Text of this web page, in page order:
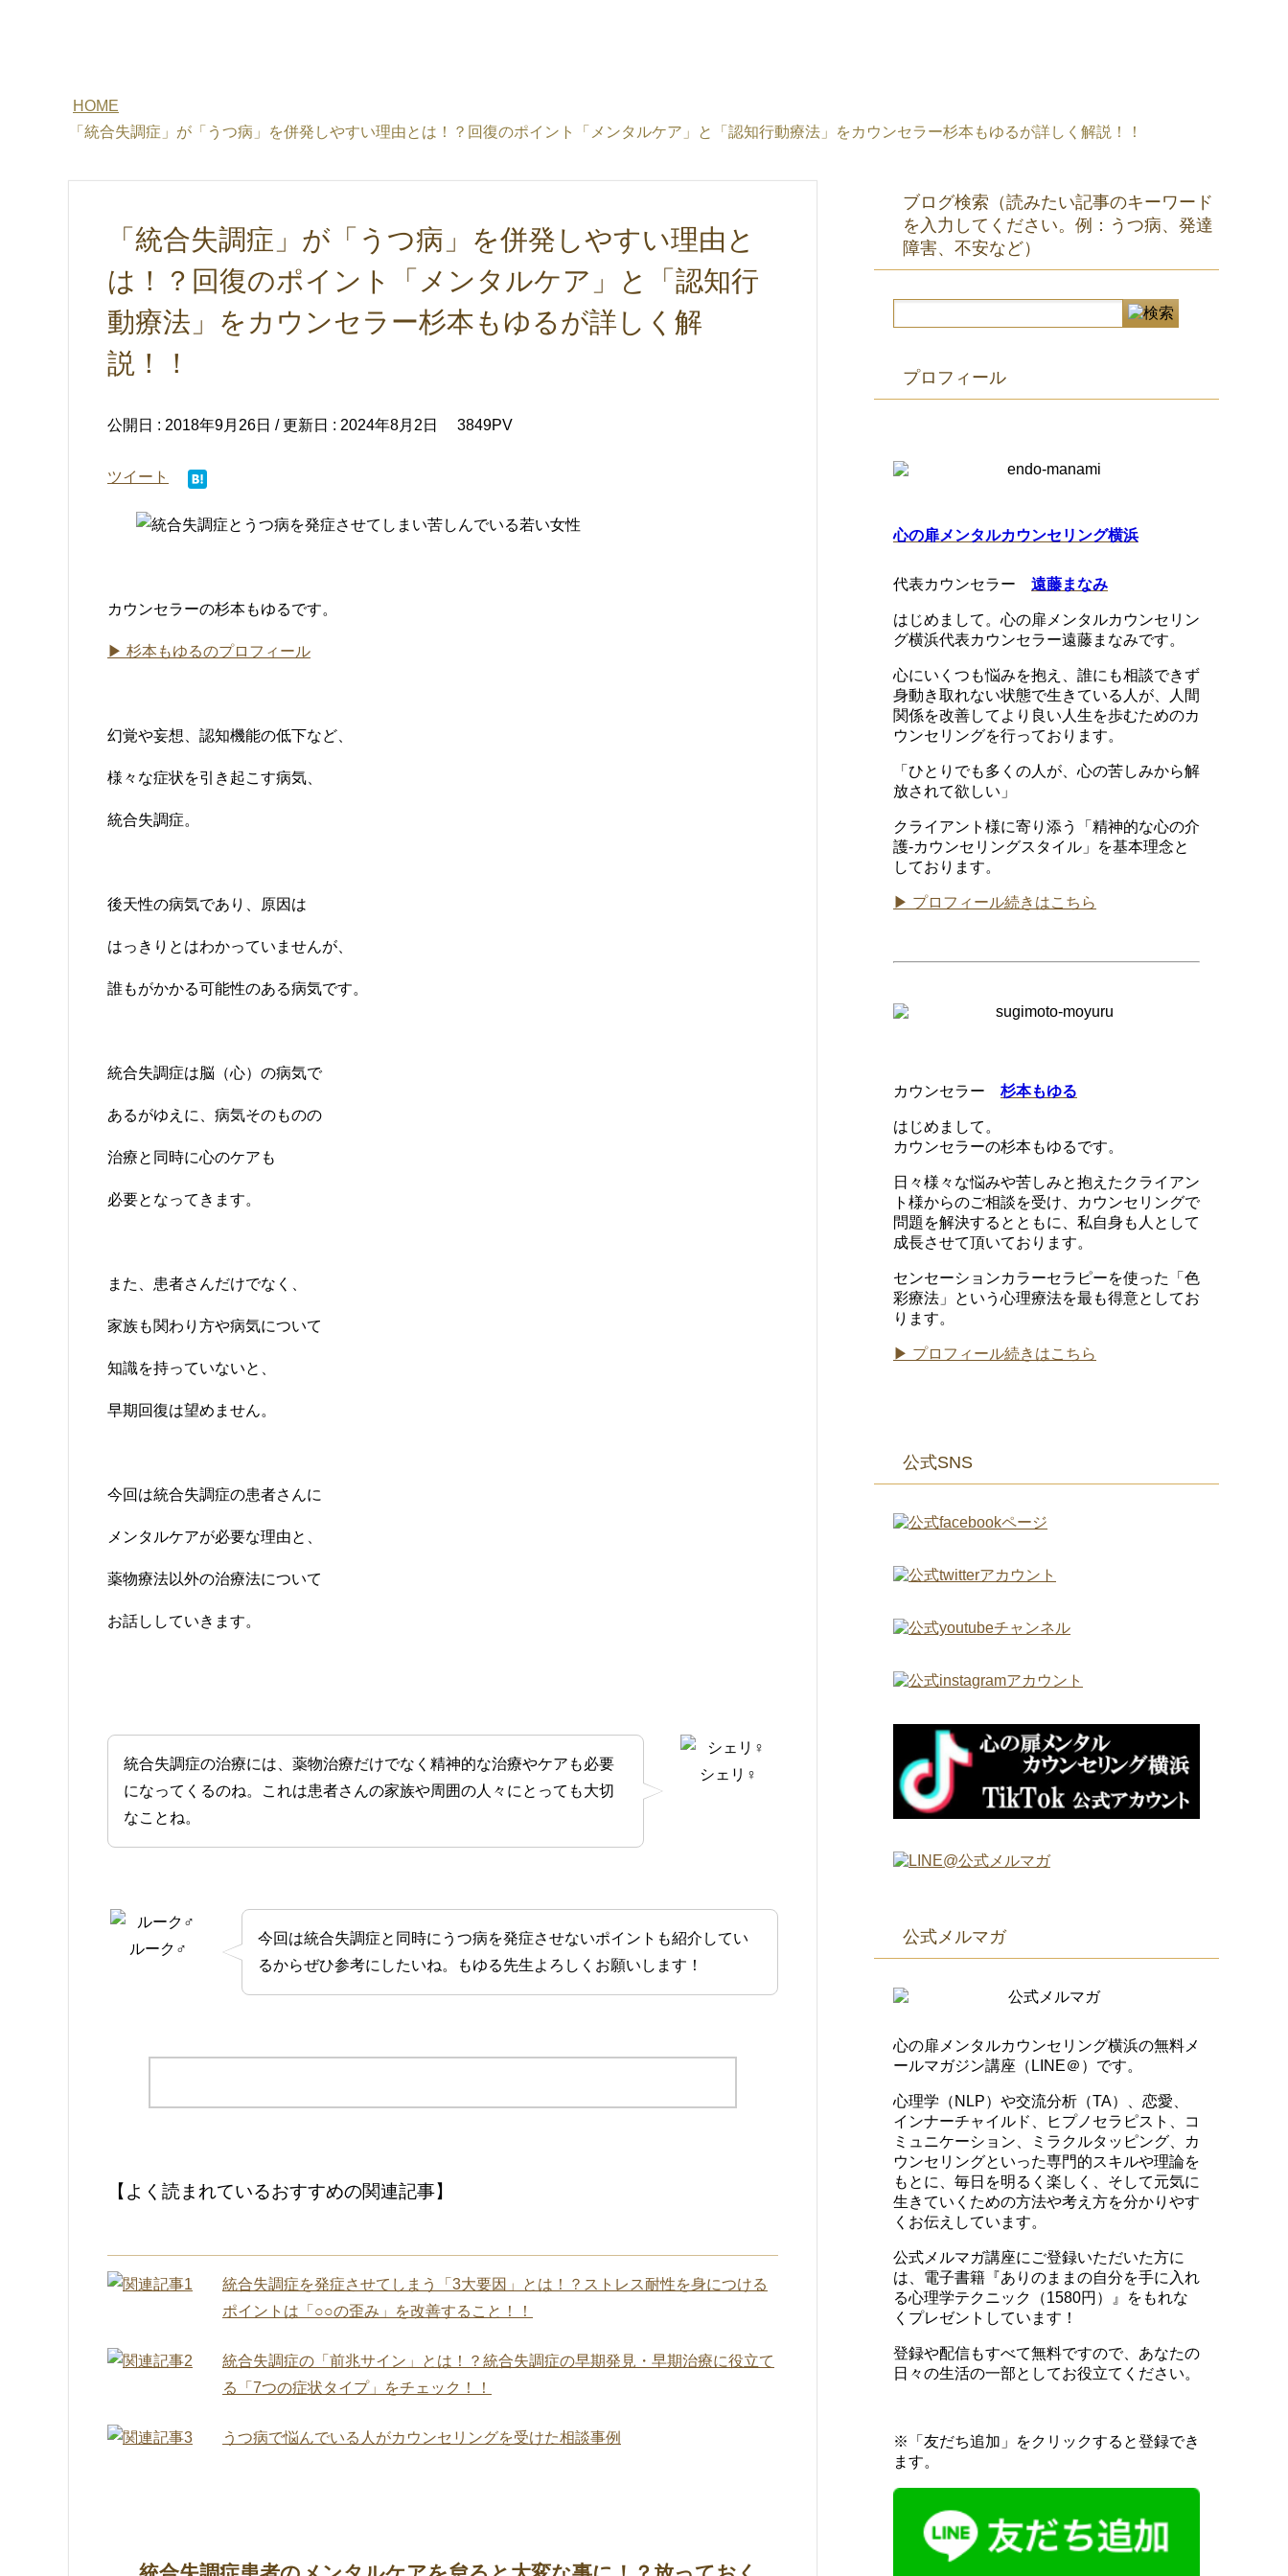
HOME
「統合失調症」が「うつ病」を併発しやすい理由とは！？回復のポイント「メンタルケア」と「認知行動療法」をカウンセラー杉本もゆるが詳しく解説！！
「統合失調症」が「うつ病」を併発しやすい理由と
は！？回復のポイント「メンタルケア」と「認知行
動療法」をカウンセラー杉本もゆるが詳しく解
説！！
公開日 : 2018年9月26日 / 更新日 : 2024年8月2日 3849PV
ツイート
カウンセラーの杉本もゆるです。
▶ 杉本もゆるのプロフィール
幻覚や妄想、認知機能の低下など、
様々な症状を引き起こす病気、
統合失調症。
後天性の病気であり、原因は
はっきりとはわかっていませんが、
誰もがかかる可能性のある病気です。
統合失調症は脳（心）の病気で
あるがゆえに、病気そのものの
治療と同時に心のケアも
必要となってきます。
また、患者さんだけでなく、
家族も関わり方や病気について
知識を持っていないと、
早期回復は望めません。
今回は統合失調症の患者さんに
メンタルケアが必要な理由と、
薬物療法以外の治療法について
お話ししていきます。
シェリ♀
統合失調症の治療には、薬物治療だけでなく精神的な治療やケアも必要
になってくるのね。これは患者さんの家族や周囲の人々にとっても大切
なことね。
ルーク♂
今回は統合失調症と同時にうつ病を発症させないポイントも紹介してい
るからぜひ参考にしたいね。もゆる先生よろしくお願いします！
【よく読まれているおすすめの関連記事】
統合失調症を発症させてしまう「3大要因」とは！？ストレス耐性を身につける
ポイントは「○○の歪み」を改善すること！！
統合失調症の「前兆サイン」とは！？統合失調症の早期発見・早期治療に役立て
る「7つの症状タイプ」をチェック！！
うつ病で悩んでいる人がカウンセリングを受けた相談事例
ブログ検索（読みたい記事のキーワード
を入力してください。例：うつ病、発達
障害、不安など）
プロフィール
心の扉メンタルカウンセリング横浜
代表カウンセラー 遠藤まなみ
はじめまして。心の扉メンタルカウンセリン
グ横浜代表カウンセラー遠藤まなみです。
心にいくつも悩みを抱え、誰にも相談できず
身動き取れない状態で生きている人が、人間
関係を改善してより良い人生を歩むためのカ
ウンセリングを行っております。
「ひとりでも多くの人が、心の苦しみから解
放されて欲しい」
クライアント様に寄り添う「精神的な心の介
護-カウンセリングスタイル」を基本理念と
しております。
▶ プロフィール続きはこちら
カウンセラー 杉本もゆる
はじめまして。
カウンセラーの杉本もゆるです。
日々様々な悩みや苦しみと抱えたクライアン
ト様からのご相談を受け、カウンセリングで
問題を解決するとともに、私自身も人として
成長させて頂いております。
センセーションカラーセラピーを使った「色
彩療法」という心理療法を最も得意としてお
ります。
▶ プロフィール続きはこちら
公式SNS
公式メルマガ
心の扉メンタルカウンセリング横浜の無料メ
ールマガジン講座（LINE＠）です。
心理学（NLP）や交流分析（TA）、恋愛、
インナーチャイルド、ヒプノセラピスト、コ
ミュニケーション、ミラクルタッピング、カ
ウンセリングといった専門的スキルや理論を
もとに、毎日を明るく楽しく、そして元気に
生きていくための方法や考え方を分かりやす
くお伝えしています。
公式メルマガ講座にご登録いただいた方に
は、電子書籍『ありのままの自分を手に入れ
る心理学テクニック（1580円）』をもれな
くプレゼントしています！
登録や配信もすべて無料ですので、あなたの
日々の生活の一部としてお役立てください。
※「友だち追加」をクリックすると登録でき
ます。